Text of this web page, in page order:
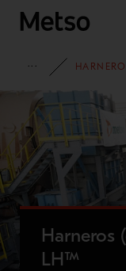
Harneros
LH™